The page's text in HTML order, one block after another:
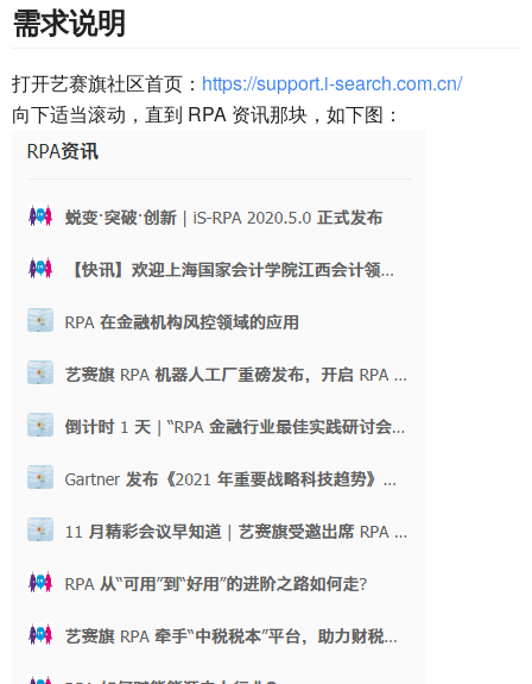
需求说明
打开艺赛旗社区首页： https://support.i-search.com.cn/
向下适当滚动，直到 RPA 资讯那块，如下图：